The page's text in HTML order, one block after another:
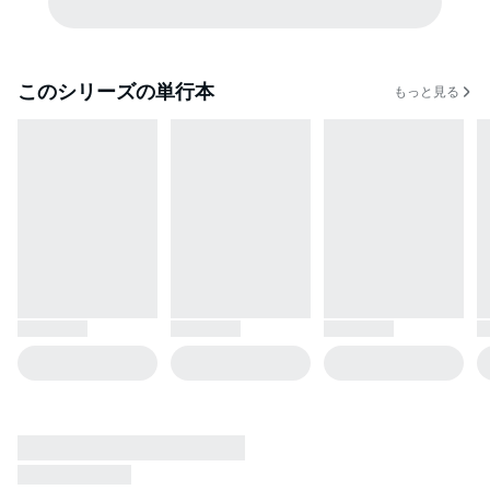
このシリーズの単行本 もっと見る